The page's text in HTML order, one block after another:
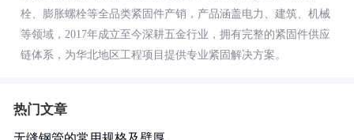
栓、膨胀螺栓等全品类紧固件产销，产品涵盖电力、建筑、机械
等领域，2017年成立至今深耕五金行业，拥有完整的紧固件供应
链体系，为华北地区工程项目提供专业紧固解决方案。
热门文章